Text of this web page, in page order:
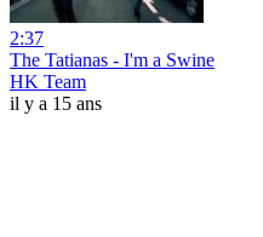
2:37
The Tatianas - I'm a Swine
HK Team
il y a 15 ans